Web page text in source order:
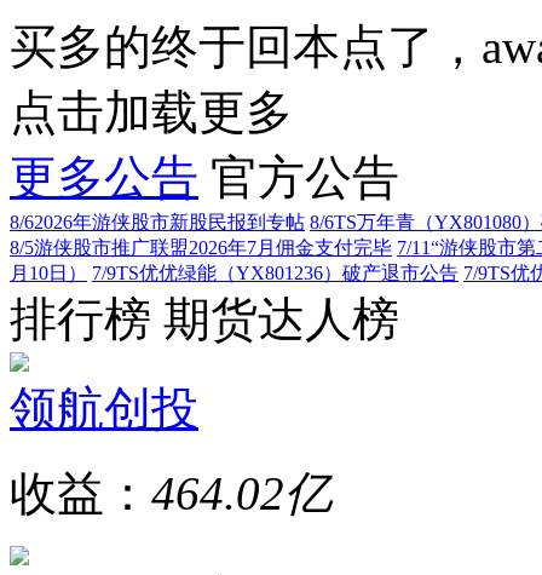
买多的终于回本点了，
点击加载更多
更多公告 官方公告
8/62026年游侠股市新股民报到专帖 8/6TS万年青（YX801080
8/5游侠股市推广联盟2026年7月佣金支付完毕 7/11“游侠股市
月10日）
7/9TS优优绿能（YX801236）破产退市公告 7/9TS优
排行榜 期货达人榜
领航创投
收益： 464.02亿